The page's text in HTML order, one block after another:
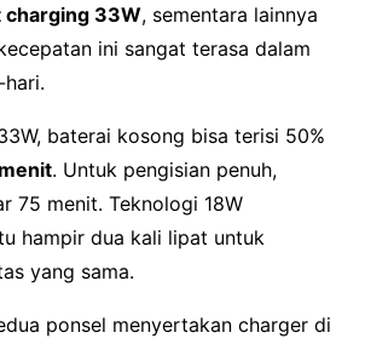
charging 33W, sementara lainnya
ini sangat terasa dalam
baterai kosong bisa terisi 50%
. Untuk pengisian penuh,
75 menit. Teknologi 18W
hampir dua kali lipat untuk
yang sama.
ponsel menyertakan charger di